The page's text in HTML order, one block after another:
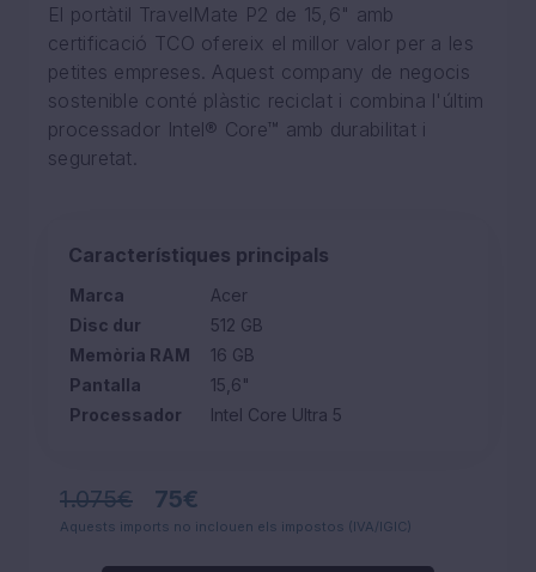
El portàtil TravelMate P2 de 15,6" amb
certificació TCO ofereix el millor valor per a les
petites empreses. Aquest company de negocis
sostenible conté plàstic reciclat i combina l'últim
processador Intel® Core™ amb durabilitat i
seguretat.
Característiques principals
Marca
Acer
Disc dur
512 GB
Memòria RAM
16 GB
Pantalla
15,6"
Processador
Intel Core Ultra 5
1.075€ 75€
Aquests imports no inclouen els impostos (IVA/IGIC)